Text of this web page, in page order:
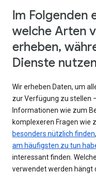
Im Folgenden
welche Arten
erheben,
Dienste nutzen
Wir erheben Daten, um
zur Verfügung zu stellen
Informationen wie zum
komplexeren Fragen wie
besonders nützlich finden
am häufigsten zu tun
interessant finden.
verwendet werden hängt